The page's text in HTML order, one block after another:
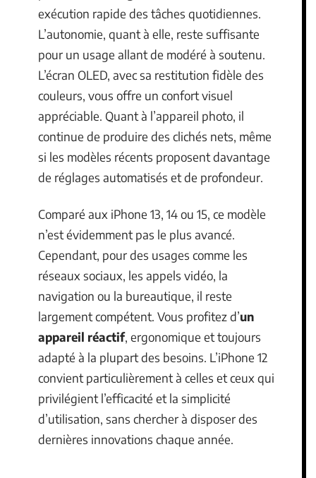
exécution rapide des tâches quotidiennes.
L’autonomie, quant à elle, reste suffisante
pour un usage allant de modéré à soutenu.
L’écran OLED, avec sa restitution fidèle des
couleurs, vous offre un confort visuel
appréciable. Quant à l’appareil photo, il
continue de produire des clichés nets, même
si les modèles récents proposent davantage
de réglages automatisés et de profondeur.
Comparé aux iPhone 13, 14 ou 15, ce modèle
n’est évidemment pas le plus avancé.
Cependant, pour des usages comme les
réseaux sociaux, les appels vidéo, la
navigation ou la bureautique, il reste
largement compétent. Vous profitez d’un
appareil réactif, ergonomique et toujours
adapté à la plupart des besoins. L’iPhone 12
convient particulièrement à celles et ceux qui
privilégient l’efficacité et la simplicité
d’utilisation, sans chercher à disposer des
dernières innovations chaque année.